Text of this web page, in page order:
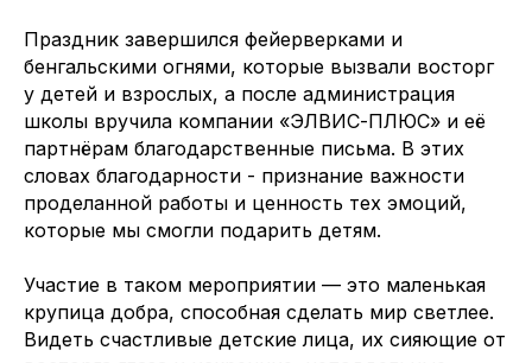
Праздник завершился фейерверками и
бенгальскими огнями, которые вызвали восторг
у детей и взрослых, а после администрация
школы вручила компании «ЭЛВИС-ПЛЮС» и её
партнёрам благодарственные письма. В этих
словах благодарности - признание важности
проделанной работы и ценность тех эмоций,
которые мы смогли подарить детям.
Участие в таком мероприятии — это маленькая
крупица добра, способная сделать мир светлее.
Видеть счастливые детские лица, их сияющие от